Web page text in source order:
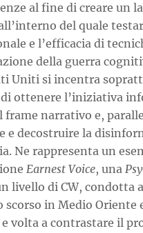
al fine di creare un
del quale
e l’efficacia di
della guerra
Uniti si incentra
di ottenere l’iniziativa
frame narrativo e,
e decostruire la
Ne rappresenta un
Earnest Voice, una
livello di CW, condotta
scorso in Medio Oriente
e volta a contrastare il